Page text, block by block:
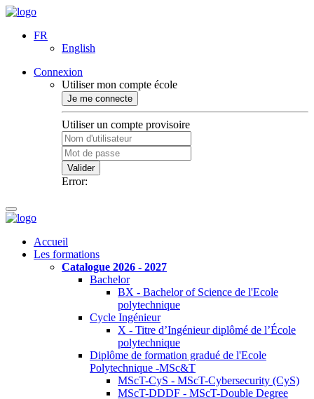
FR
English
Connexion
Utiliser mon compte école
Je me connecte
Utiliser un compte provisoire
Valider
Error:
Accueil
Les formations
Catalogue 2026 - 2027
Bachelor
BX - Bachelor of Science de l'Ecole
polytechnique
Cycle Ingénieur
X - Titre d’Ingénieur diplômé de l’École
polytechnique
Diplôme de formation gradué de l'Ecole
Polytechnique -MSc&T
MScT-CyS - MScT-Cybersecurity (CyS)
MScT-DDDF - MScT-Double Degree